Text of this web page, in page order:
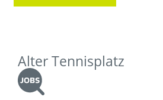
Alter Tennisplatz